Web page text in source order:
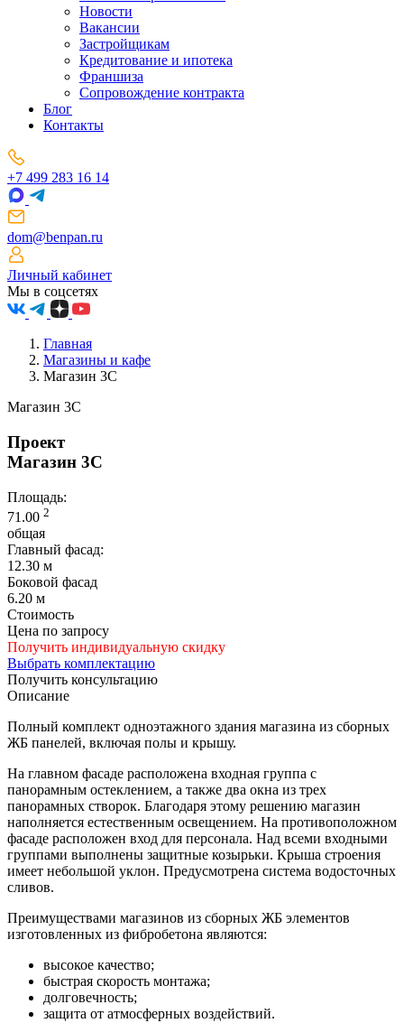
Новости
Вакансии
Застройщикам
Кредитование и ипотека
Франшиза
Сопровождение контракта
Блог
Контакты
+7 499 283 16 14
dom@benpan.ru
Личный кабинет
Мы в соцсетях
Главная
Магазины и кафе
Магазин 3С
Магазин 3С
Проект
Магазин 3С
Площадь:
71.00 2
общая
Главный фасад:
12.30 м
Боковой фасад
6.20 м
Стоимость
Цена по запросу
Получить индивидуальную скидку
Выбрать комплектацию
Получить консультацию
Описание
Полный комплект одноэтажного здания магазина из сборных
ЖБ панелей, включая полы и крышу.
На главном фасаде расположена входная группа с
панорамным остеклением, а также два окна из трех
панорамных створок. Благодаря этому решению магазин
наполняется естественным освещением. На противоположном
фасаде расположен вход для персонала. Над всеми входными
группами выполнены защитные козырьки. Крыша строения
имеет небольшой уклон. Предусмотрена система водосточных
сливов.
Преимуществами магазинов из сборных ЖБ элементов
изготовленных из фибробетона являются:
высокое качество;
быстрая скорость монтажа;
долговечность;
защита от атмосферных воздействий.